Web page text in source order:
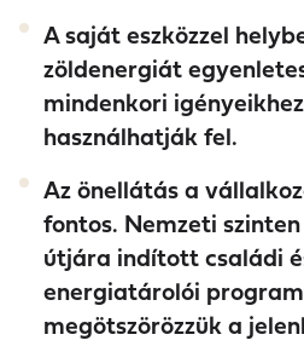
A saját eszközzel
zöldenergiát
mindenkori
használhatják fel.
Az önellátás a
fontos. Nemzeti
útjára indított családi
energiatárolói
megötszörözzük a